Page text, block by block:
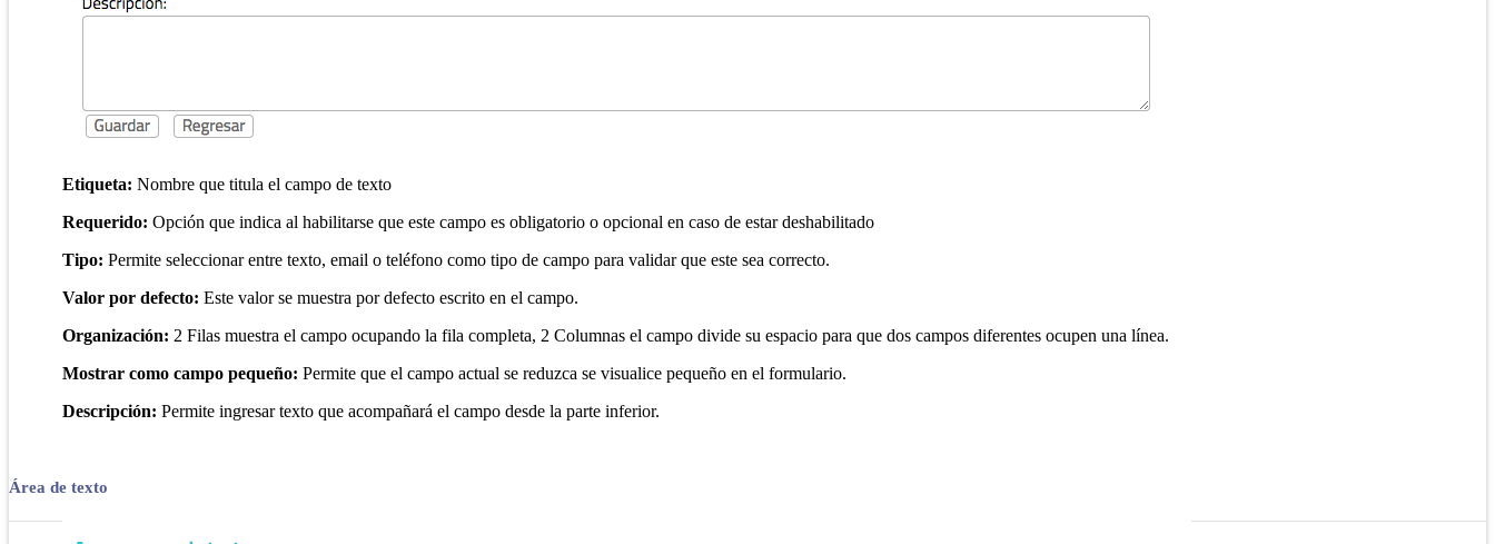
Etiqueta: Nombre que titula el campo de texto
Requerido: Opción que indica al habilitarse que este campo es obligatorio o opcional en caso de estar deshabilitado
Tipo: Permite seleccionar entre texto, email o teléfono como tipo de campo para validar que este sea correcto.
Valor por defecto: Este valor se muestra por defecto escrito en el campo.
Organización: 2 Filas muestra el campo ocupando la fila completa, 2 Columnas el campo divide su espacio para que dos campos diferentes ocupen una línea.
Mostrar como campo pequeño: Permite que el campo actual se reduzca se visualice pequeño en el formulario.
Descripción: Permite ingresar texto que acompañará el campo desde la parte inferior.
Área de texto